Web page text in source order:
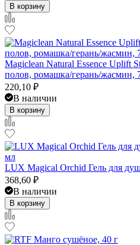
В корзину
Magiclean Natural Essence Uplift
полов, ромашка/герань/жасмин,
220,10 ₽
В наличии
В корзину
LUX Magical Orchid Гель для
368,60 ₽
В наличии
В корзину